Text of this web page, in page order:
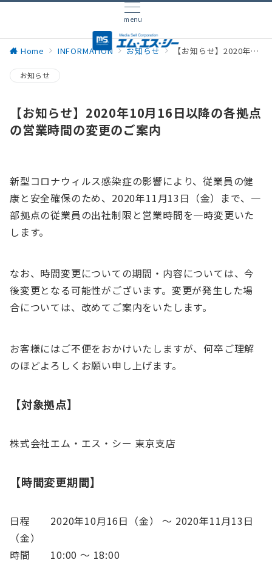
menu
Home INFORMATION お知らせ 【お知らせ】2020年10月16日以降の各拠点の営業時間の変更のご案内
お知らせ
【お知らせ】2020年10月16日以降の各拠点
の営業時間の変更のご案内
新型コロナウィルス感染症の影響により、従業員の健
康と安全確保のため、2020年11月13日（金）まで、一
部拠点の従業員の出社制限と営業時間を一時変更いた
します。
なお、時間変更についての期間・内容については、今
後変更となる可能性がございます。変更が発生した場
合については、改めてご案内をいたします。
お客様にはご不便をおかけいたしますが、何卒ご理解
のほどよろしくお願い申し上げます。
【対象拠点】
株式会社エム・エス・シー 東京支店
【時間変更期間】
日程 2020年10月16日（金） 〜 2020年11月13日
（金）
時間 10:00 〜 18:00